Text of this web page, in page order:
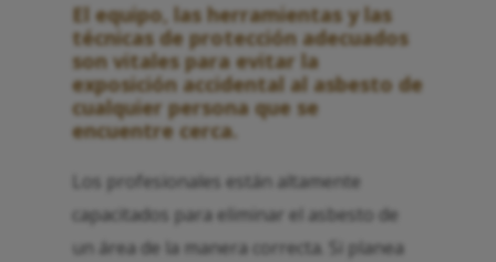
El equipo, las herramientas y las
técnicas de protección adecuados
son vitales para evitar la
exposición accidental al asbesto de
cualquier persona que se
encuentre cerca.
Los profesionales están altamente
capacitados para eliminar el asbesto de
un área de la manera correcta. Si planea